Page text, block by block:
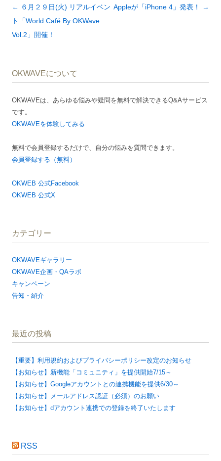
投
稿
ナ
ー
ョ
ン
← ６月２９日(火) リアルイベン
ト「World Café By OKWave
Vol.2」開催！
Appleが「iPhone 4」発表！ →
OKWAVEについて
OKWAVEは、あらゆる悩みや疑問を無料で解決できるQ&Aサービス
です。
OKWAVEを体験してみる
無料で会員登録するだけで、自分の悩みを質問できます。
会員登録する（無料）
OKWEB 公式Facebook
OKWEB 公式X
カテゴリー
OKWAVEギャラリー
OKWAVE企画・QAラボ
キャンペーン
告知・紹介
最近の投稿
【重要】利用規約およびプライバシーポリシー改定のお知らせ
【お知らせ】新機能「コミュニティ」を提供開始7/15～
【お知らせ】Googleアカウントとの連携機能を提供6/30～
【お知らせ】メールアドレス認証（必須）のお願い
【お知らせ】dアカウント連携での登録を終了いたします
RSS